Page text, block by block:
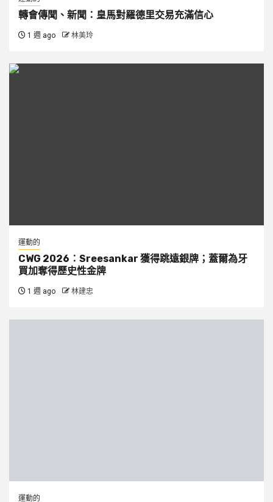
轉會傳聞、新聞：皇馬對羅德里交易充滿信心
1 週 ago 林美玲
運動的
CWG 2026：Sreesankar 獲得跳遠銀牌；蓋爾為牙
買加奪得歷史性金牌
1 週 ago 林建忠
運動的